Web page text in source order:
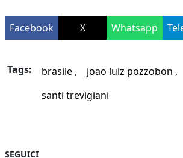
Facebook X Whatsapp
Tags: brasile joao luiz pozzobon
santi trevigiani
SEGUICI